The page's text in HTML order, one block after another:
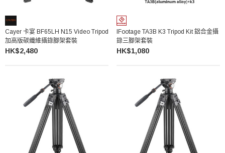
Cayer 卡宴 BF65LH N15 Video Tripod
加高版碳纖維攝錄腳架套裝
HK$2,480
IFootage TA3B K3 Tripod Kit 鋁合金攝
錄三腳架套裝
HK$1,080